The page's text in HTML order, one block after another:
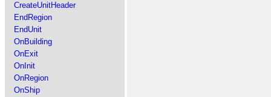
CreateUnitHeader
EndRegion
EndUnit
OnBuilding
OnExit
OnInit
OnRegion
OnShip